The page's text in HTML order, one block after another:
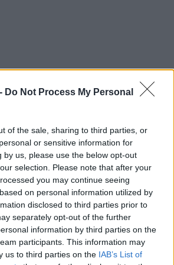
Do Not Process My Personal
of the sale, sharing to third parties, or
or sensitive information for
by us, please use the below opt-out
selection. Please note that after your
you may continue seeing
on personal information utilized by
disclosed to third parties prior to
separately opt-out of the further
information by third parties on the
participants. This information may
us to third parties on the IAB’s List of
di come inFormula 1il mix
e affidabilità tecnica decida
momenti isolati, come un
o una chiamata ai box,
settimane di lavoro del team e
campionato.